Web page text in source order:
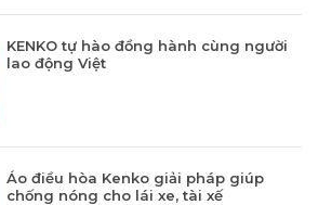
KENKO tự hào đồng hành cùng người
lao động Việt
Áo điều hòa Kenko giải pháp giúp
chống nóng cho lái xe, tài xế